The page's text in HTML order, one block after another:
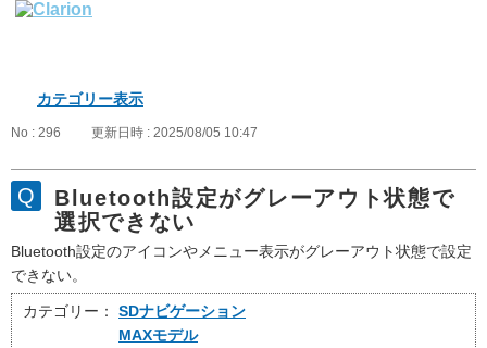
カテゴリー表示
No : 296 更新日時 : 2025/08/05 10:47
Bluetooth設定がグレーアウト状態で
選択できない
Bluetooth設定のアイコンやメニュー表示がグレーアウト状態で設定
できない。
カテゴリー：
SDナビゲーション
MAXモデル